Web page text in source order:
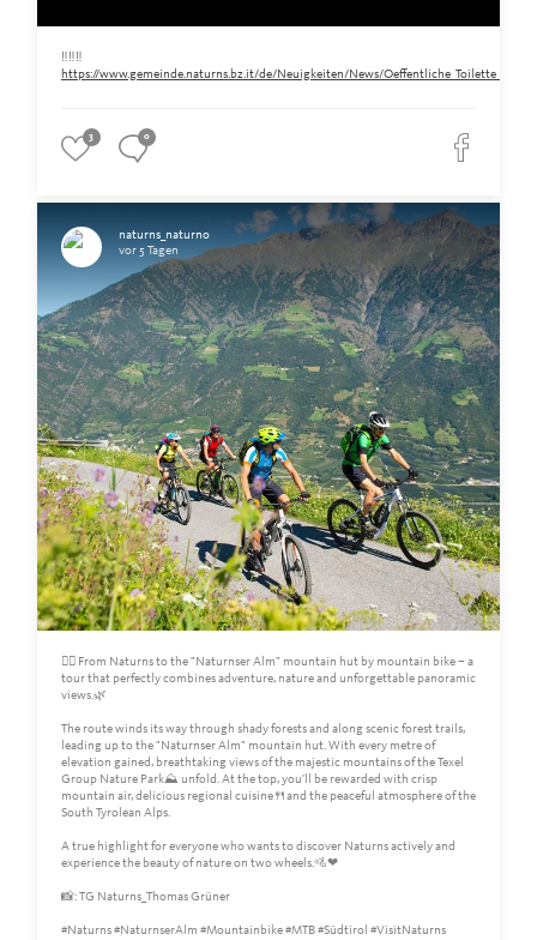
‼️‼️‼️
https://www.gemeinde.naturns.bz.it/de/Neuigkeiten/News/
3 0
naturns_naturno
vor 5 Tagen
🚵‍♀️ From Naturns to the "Naturnser Alm" mountain hut by mountain bike – a
tour that perfectly combines adventure, nature and unforgettable panoramic
views.🌿
The route winds its way through shady forests and along scenic forest trails,
leading up to the "Naturnser Alm" mountain hut. With every metre of
elevation gained, breathtaking views of the majestic mountains of the Texel
Group Nature Park⛰️ unfold. At the top, you'll be rewarded with crisp
mountain air, delicious regional cuisine🍴and the peaceful atmosphere of the
South Tyrolean Alps.
A true highlight for everyone who wants to discover Naturns actively and
experience the beauty of nature on two wheels.🚵❤
📸: TG Naturns_Thomas Grüner
#Naturns #NaturnserAlm #Mountainbike #MTB #Südtirol #VisitNaturns